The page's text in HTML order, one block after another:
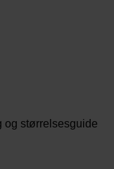
og størrelsesguide